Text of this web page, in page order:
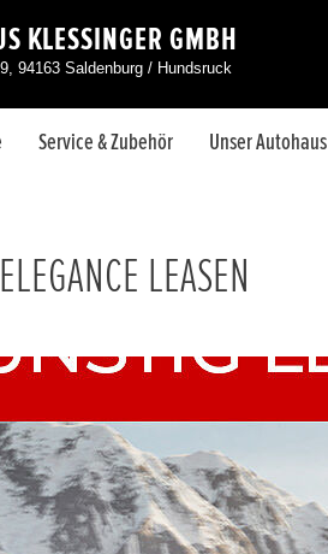
KLESSINGER GMBH
94163 Saldenburg / Hundsruck
Service & Zubehör Unser Autohaus
LEASEN